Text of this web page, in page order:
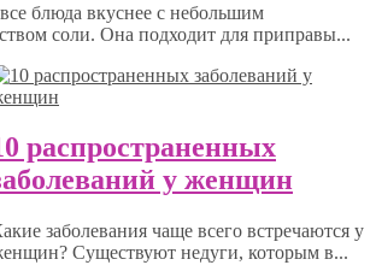
блюда вкуснее с небольшим
соли. Она подходит для приправы...
распространенных
у женщин
заболевания чаще всего встречаются у
Существуют недуги, которым в...